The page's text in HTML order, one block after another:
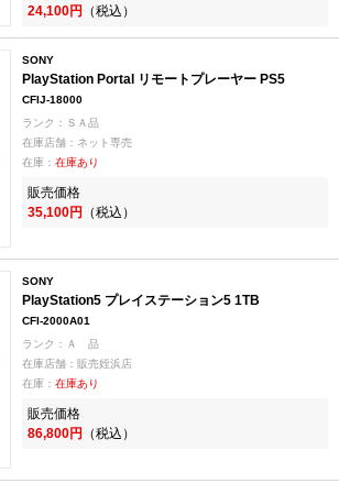
24,100円 （税込）
SONY
PlayStation Portal リモートプレーヤー PS5
CFIJ-18000
ランク：ＳＡ品
在庫店舗：ネット専売
在庫： 在庫あり
販売価格
35,100円 （税込）
SONY
PlayStation5 プレイステーション5 1TB
CFI-2000A01
ランク：Ａ 品
在庫店舗：販売姪浜店
在庫： 在庫あり
販売価格
86,800円 （税込）